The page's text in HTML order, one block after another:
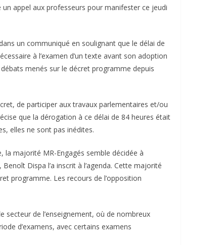
appel aux professeurs pour manifester ce jeudi
un communiqué en soulignant que le délai de
à l’examen d’un texte avant son adoption
menés sur le décret programme depuis
de participer aux travaux parlementaires et/ou
que la dérogation à ce délai de 84 heures était
elles ne sont pas inédites.
la majorité MR-Engagés semble décidée à
Dispa l’a inscrit à l’agenda. Cette majorité
programme. Les recours de l’opposition
secteur de l’enseignement, où de nombreux
d’examens, avec certains examens